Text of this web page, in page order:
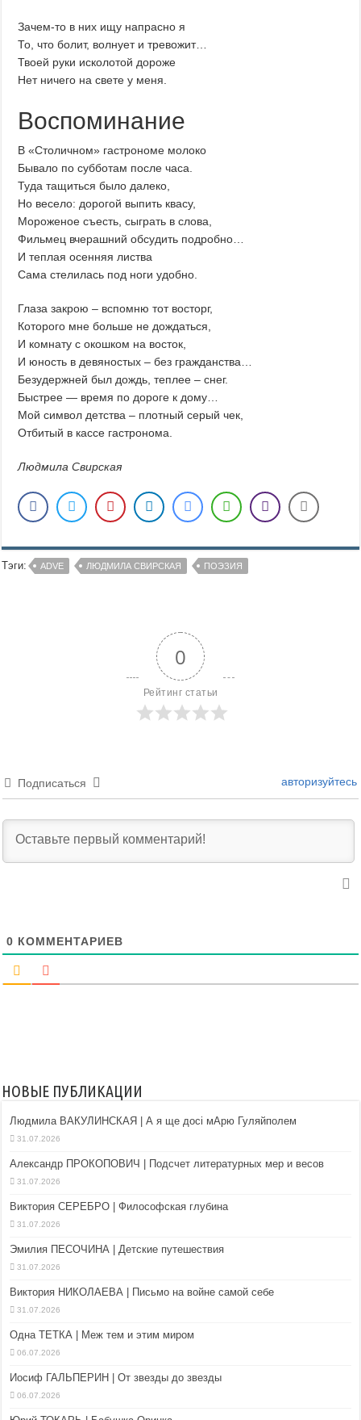
Зачем-то в них ищу напрасно я
То, что болит, волнует и тревожит…
Твоей руки исколотой дороже
Нет ничего на свете у меня.
Воспоминание
В «Столичном» гастрономе молоко
Бывало по субботам после часа.
Туда тащиться было далеко,
Но весело: дорогой выпить квасу,
Мороженое съесть, сыграть в слова,
Фильмец вчерашний обсудить подробно…
И теплая осенняя листва
Сама стелилась под ноги удобно.
Глаза закрою – вспомню тот восторг,
Которого мне больше не дождаться,
И комнату с окошком на восток,
И юность в девяностых – без гражданства…
Безудержней был дождь, теплее – снег.
Быстрее — время по дороге к дому…
Мой символ детства – плотный серый чек,
Отбитый в кассе гастронома.
Людмила Свирская
Тэги: ADVE ЛЮДМИЛА СВИРСКАЯ ПОЭЗИЯ
0
Рейтинг статьи
Подписаться авторизуйтесь
0 КОММЕНТАРИЕВ
НОВЫЕ ПУБЛИКАЦИИ
Людмила ВАКУЛИНСКАЯ | А я ще досі мАрю Гуляйполем
31.07.2026
Александр ПРОКОПОВИЧ | Подсчет литературных мер и весов
31.07.2026
Виктория СЕРЕБРО | Философская глубина
31.07.2026
Эмилия ПЕСОЧИНА | Детские путешествия
31.07.2026
Виктория НИКОЛАЕВА | Письмо на войне самой себе
31.07.2026
Одна ТЕТКА | Меж тем и этим миром
06.07.2026
Иосиф ГАЛЬПЕРИН | От звезды до звезды
06.07.2026